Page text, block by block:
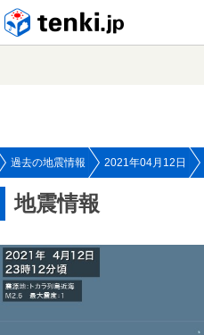
過去の地震情報 2021年04月12日
地震情報